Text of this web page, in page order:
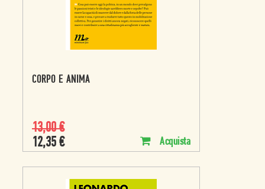
CORPO E ANIMA
13,00€
12,35 € Acquista